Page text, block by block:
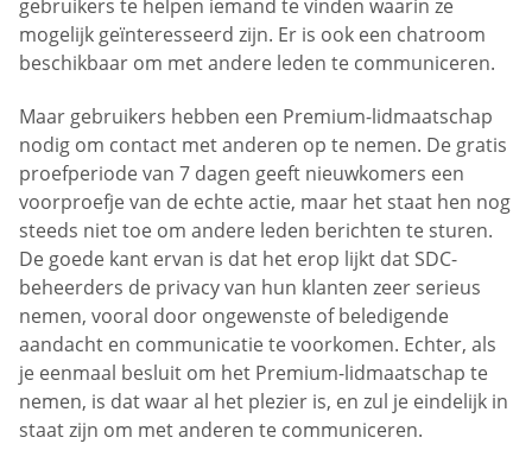
gebruikers te helpen iemand te vinden waarin ze
mogelijk geïnteresseerd zijn. Er is ook een chatroom
beschikbaar om met andere leden te communiceren.
Maar gebruikers hebben een Premium-lidmaatschap
nodig om contact met anderen op te nemen. De gratis
proefperiode van 7 dagen geeft nieuwkomers een
voorproefje van de echte actie, maar het staat hen nog
steeds niet toe om andere leden berichten te sturen.
De goede kant ervan is dat het erop lijkt dat SDC-
beheerders de privacy van hun klanten zeer serieus
nemen, vooral door ongewenste of beledigende
aandacht en communicatie te voorkomen. Echter, als
je eenmaal besluit om het Premium-lidmaatschap te
nemen, is dat waar al het plezier is, en zul je eindelijk in
staat zijn om met anderen te communiceren.